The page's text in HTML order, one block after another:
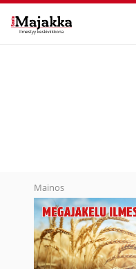
Mainos